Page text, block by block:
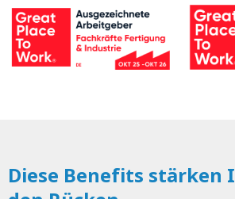
Diese Benefits stärken